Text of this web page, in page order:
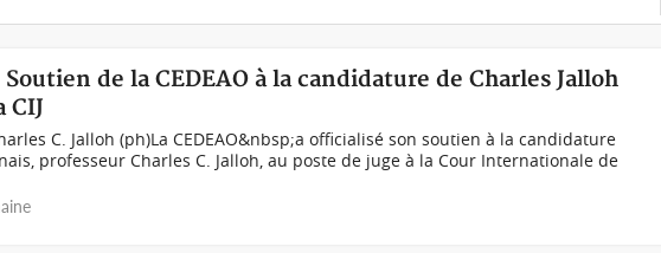
de la CEDEAO à la candidature de Charles Jalloh
CIJ
C. Jalloh (ph)La CEDEAO&nbsp;a officialisé son soutien à la candidature
professeur Charles C. Jalloh, au poste de juge à la Cour Internationale de